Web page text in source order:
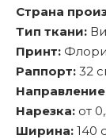
Страна
Тип ткани:
Принт:
Раппорт: 32
Нарезка: от
Ширина: 140